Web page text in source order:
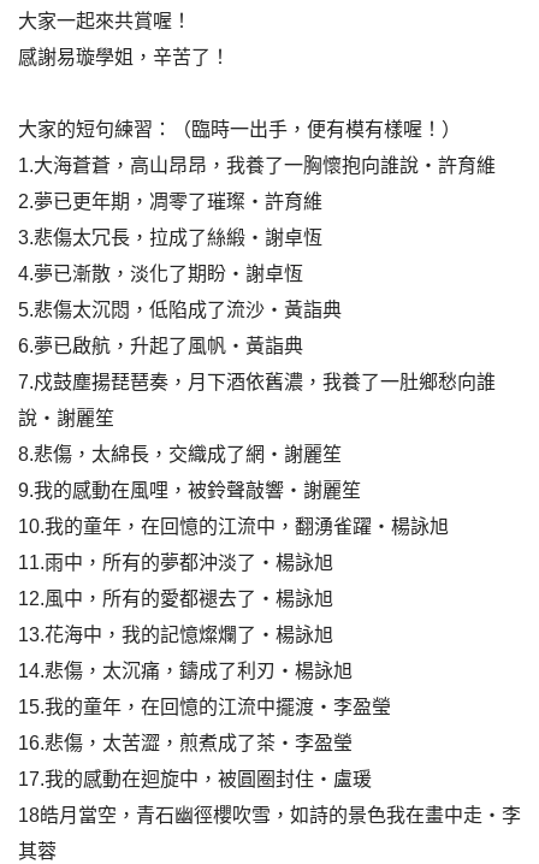
大家一起來共賞喔！
感謝易璇學姐，辛苦了！
大家的短句練習：（臨時一出手，便有模有樣喔！）
1.大海蒼蒼，高山昂昂，我養了一胸懷抱向誰說‧許育維
2.夢已更年期，凋零了璀璨‧許育維
3.悲傷太冗長，拉成了絲緞‧謝卓恆
4.夢已漸散，淡化了期盼‧謝卓恆
5.悲傷太沉悶，低陷成了流沙‧黃詣典
6.夢已啟航，升起了風帆‧黃詣典
7.戍鼓塵揚琵琶奏，月下酒依舊濃，我養了一肚鄉愁向誰
說‧謝麗笙
8.悲傷，太綿長，交織成了網‧謝麗笙
9.我的感動在風哩，被鈴聲敲響‧謝麗笙
10.我的童年，在回憶的江流中，翻湧雀躍‧楊詠旭
11.雨中，所有的夢都沖淡了‧楊詠旭
12.風中，所有的愛都褪去了‧楊詠旭
13.花海中，我的記憶燦爛了‧楊詠旭
14.悲傷，太沉痛，鑄成了利刃‧楊詠旭
15.我的童年，在回憶的江流中擺渡‧李盈瑩
16.悲傷，太苦澀，煎煮成了茶‧李盈瑩
17.我的感動在迴旋中，被圓圈封住‧盧瑗
18皓月當空，青石幽徑櫻吹雪，如詩的景色我在畫中走‧李
其蓉